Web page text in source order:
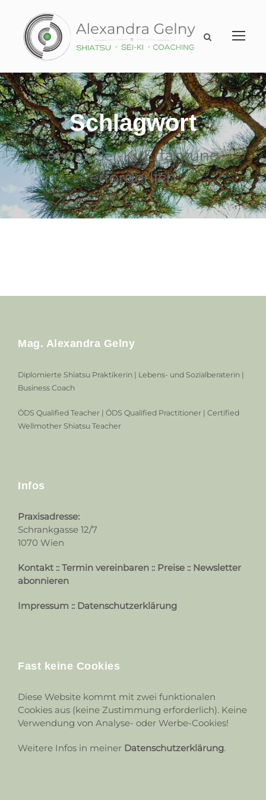
Schlagwort
etwas Sei-Ki-Erfahrung
erforderlich
Mag. Alexandra Gelny
Diplomierte Shiatsu Praktikerin | Lebens- und Sozialberaterin |
Business Coach
ÖDS Qualified Teacher | ÖDS Qualified Practitioner | Certified
Wellmother Shiatsu Teacher
Infos
Praxisadresse:
Schrankgasse 12/7
1070 Wien
Kontakt :: Termin vereinbaren :: Preise :: Newsletter
abonnieren
Impressum :: Datenschutzerklärung
Fast keine Cookies
Diese Website kommt mit zwei funktionalen
Cookies aus (keine Zustimmung erforderlich). Keine
Verwendung von Analyse- oder Werbe-Cookies!
Weitere Infos in meiner Datenschutzerklärung.